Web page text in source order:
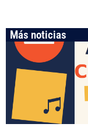
Más noticias